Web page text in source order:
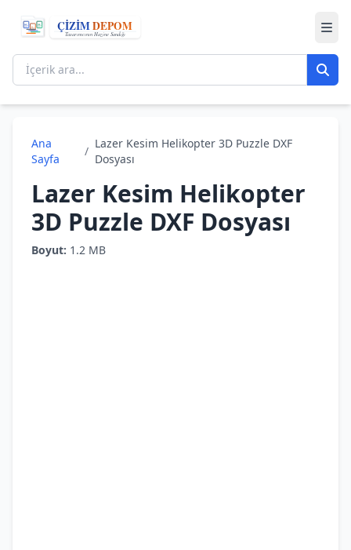
Ana
Sayfa
/
Lazer Kesim Helikopter 3D Puzzle DXF
Dosyası
Lazer Kesim Helikopter
3D Puzzle DXF Dosyası
Boyut: 1.2 MB